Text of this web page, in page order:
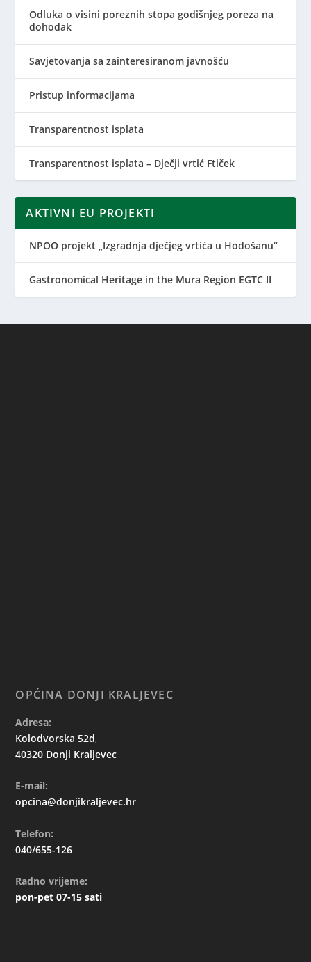
Odluka o visini poreznih stopa godišnjeg poreza na
dohodak
Savjetovanja sa zainteresiranom javnošću
Pristup informacijama
Transparentnost isplata
Transparentnost isplata – Dječji vrtić Ftiček
AKTIVNI EU PROJEKTI
NPOO projekt „Izgradnja dječjeg vrtića u Hodošanu“
Gastronomical Heritage in the Mura Region EGTC II
OPĆINA DONJI KRALJEVEC
Adresa:
Kolodvorska 52d,
40320 Donji Kraljevec
E-mail:
opcina@donjikraljevec.hr
Telefon:
040/655-126
Radno vrijeme:
pon-pet 07-15 sati